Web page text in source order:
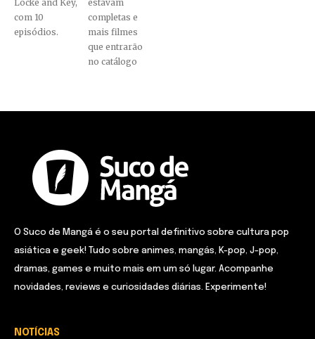
Locke and Key,
com 10
episódios.
estavam
completas e
mais filmes
que entrarão
no catálogo
O Suco de Mangá é o seu portal definitivo sobre cultura pop
asiática e geek! Tudo sobre animes, mangás, K-pop, J-pop,
dramas, games e muito mais em um só lugar. Acompanhe
novidades, reviews e curiosidades diárias. Experimente!
NOTÍCIAS